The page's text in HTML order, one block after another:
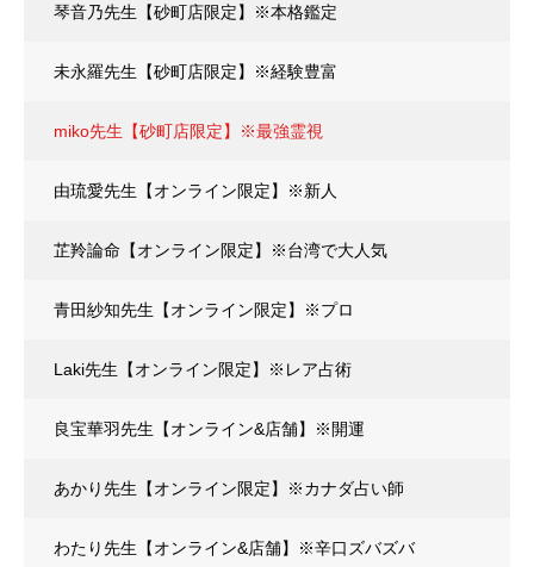
琴音乃先生【砂町店限定】※本格鑑定
未永羅先生【砂町店限定】※経験豊富
miko先生【砂町店限定】※最強霊視
由琉愛先生【オンライン限定】※新人
芷羚論命【オンライン限定】※台湾で大人気
青田紗知先生【オンライン限定】※プロ
Laki先生【オンライン限定】※レア占術
良宝華羽先生【オンライン&店舗】※開運
あかり先生【オンライン限定】※カナダ占い師
わたり先生【オンライン&店舗】※辛口ズバズバ